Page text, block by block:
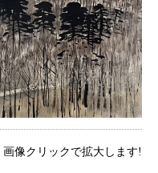
画像クリックで拡大します!